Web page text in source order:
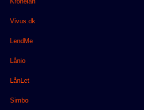
Vivus.dk
LendMe
Lånio
LånLet
Simbo